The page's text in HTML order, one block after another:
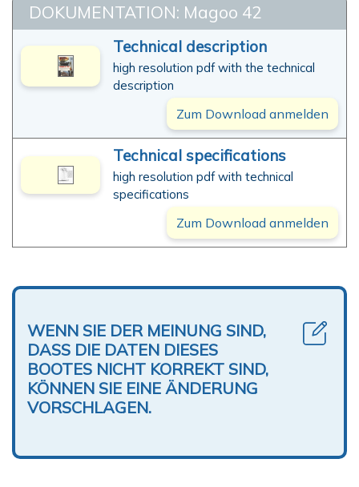
DOKUMENTATION: Magoo 42
Technical description
high resolution pdf with the technical
description
Zum Download anmelden
Technical specifications
high resolution pdf with technical
specifications
Zum Download anmelden
WENN SIE DER MEINUNG SIND,
DASS DIE DATEN DIESES
BOOTES NICHT KORREKT SIND,
KÖNNEN SIE EINE ÄNDERUNG
VORSCHLAGEN.